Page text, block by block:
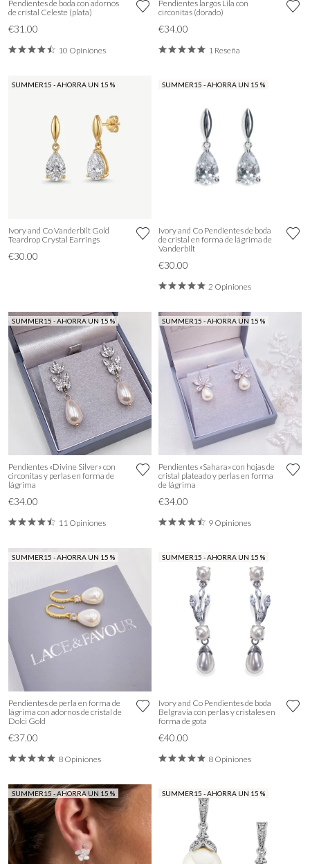
Pendientes de boda con adornos
de cristal Celeste (plata)
€31.00
10 Opiniones
Pendientes largos Lila con
circonitas (dorado)
€34.00
1 Reseña
SUMMER15 - AHORRA UN 15 %
Ivory and Co Vanderbilt Gold
Teardrop Crystal Earrings
€30.00
SUMMER15 - AHORRA UN 15 %
Ivory and Co Pendientes de boda
de cristal en forma de lágrima de
Vanderbilt
€30.00
2 Opiniones
SUMMER15 - AHORRA UN 15 %
Pendientes «Divine Silver» con
circonitas y perlas en forma de
lágrima
€34.00
11 Opiniones
SUMMER15 - AHORRA UN 15 %
Pendientes «Sahara» con hojas de
cristal plateado y perlas en forma
de lágrima
€34.00
9 Opiniones
SUMMER15 - AHORRA UN 15 %
Pendientes de perla en forma de
lágrima con adornos de cristal de
Dolci Gold
€37.00
8 Opiniones
SUMMER15 - AHORRA UN 15 %
Ivory and Co Pendientes de boda
Belgravia con perlas y cristales en
forma de gota
€40.00
8 Opiniones
SUMMER15 - AHORRA UN 15 % SUMMER15 - AHORRA UN 15 %